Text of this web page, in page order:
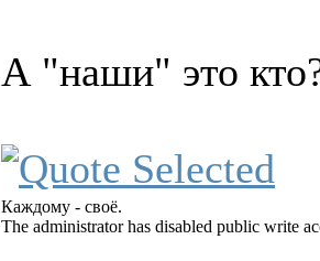
А "наши" это
Каждому - своё.
The administrator has disabled public write